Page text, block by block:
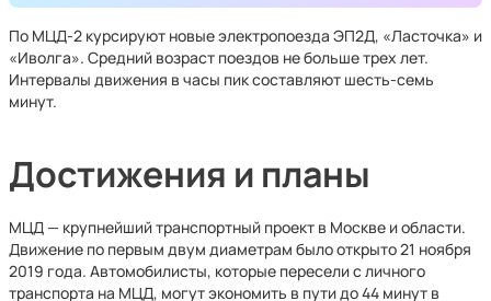
По МЦД-2 курсируют новые электропоезда ЭП2Д, «Ласточка» и
«Иволга». Средний возраст поездов не больше трех лет.
Интервалы движения в часы пик составляют шесть-семь
минут.
Достижения и планы
МЦД — крупнейший транспортный проект в Москве и области.
Движение по первым двум диаметрам было открыто 21 ноября
2019 года. Автомобилисты, которые пересели с личного
транспорта на МЦД, могут экономить в пути до 44 минут в